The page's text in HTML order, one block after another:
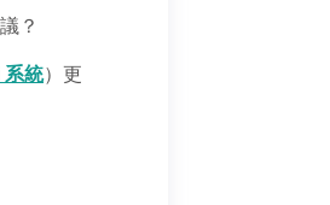
？
系統）更